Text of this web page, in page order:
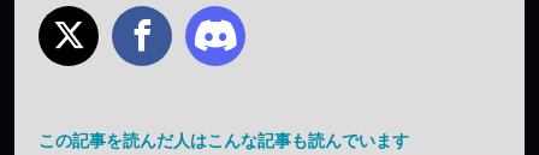
この記事を読んだ人はこんな記事も読んでいます